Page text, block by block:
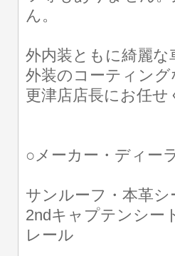
ん。
外内装ともに綺麗
外装のコーティン
更津店店長にお任せ
○メーカー・ディー
サンルーフ・本革
2ndキャプテンシー
レール